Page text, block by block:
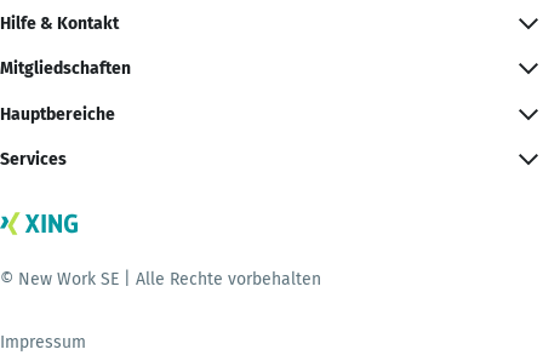
Hilfe & Kontakt
Mitgliedschaften
Hauptbereiche
Services
© New Work SE | Alle Rechte vorbehalten
Impressum